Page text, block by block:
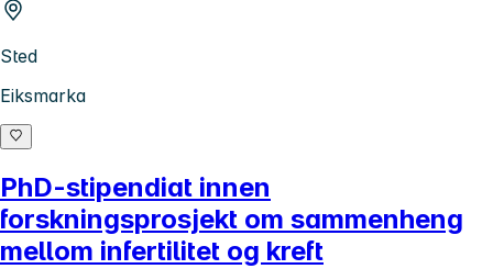
Sted
Eiksmarka
PhD-stipendiat innen
forskningsprosjekt om sammenheng
mellom infertilitet og kreft